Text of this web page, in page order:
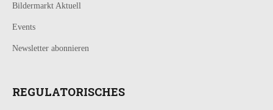
Bildermarkt Aktuell
Events
Newsletter abonnieren
REGULATORISCHES